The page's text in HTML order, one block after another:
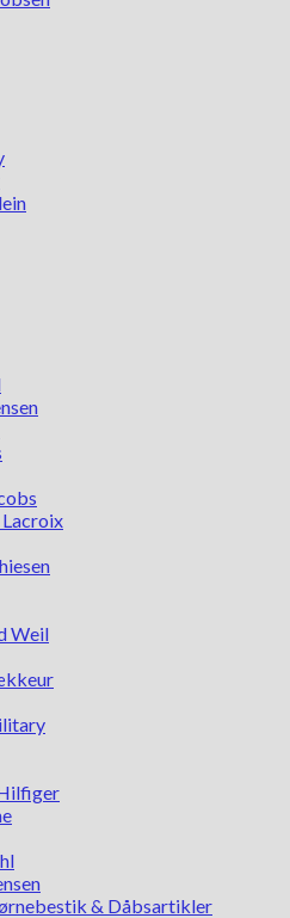
Weil
& Dåbsartikler